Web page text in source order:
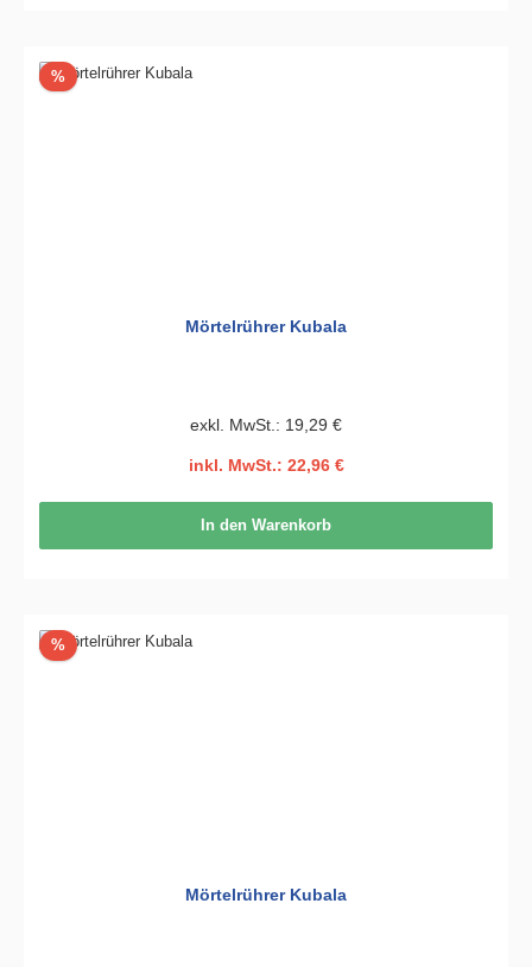
%Rabatt
Mörtelrührer Kubala
exkl. MwSt.: 19,29 €
inkl. MwSt.: 22,96 €
In den Warenkorb
%Rabatt
Mörtelrührer Kubala